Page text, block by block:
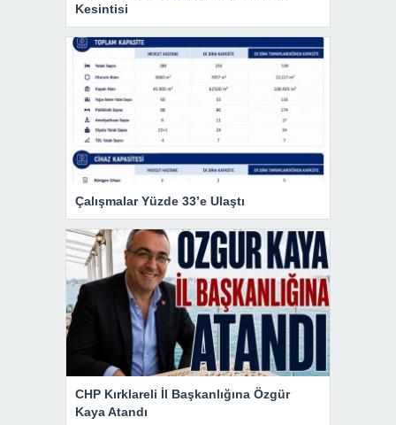
Kesintisi
Çalışmalar Yüzde 33’e Ulaştı
CHP Kırklareli İl Başkanlığına Özgür
Kaya Atandı